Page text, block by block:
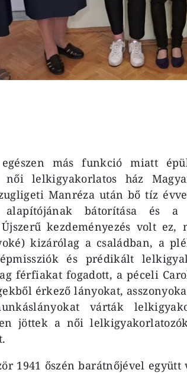
más funkció miatt
lelkigyakorlatos ház
Manréza után bő tíz
alapítójának bátorítása és a
Újszerű kezdeményezés volt
kizárólag a családban, a
és prédikált
férfiakat fogadott, a péceli
érkező lányokat,
várták
jöttek a női
1941 őszén barátnőjével együtt